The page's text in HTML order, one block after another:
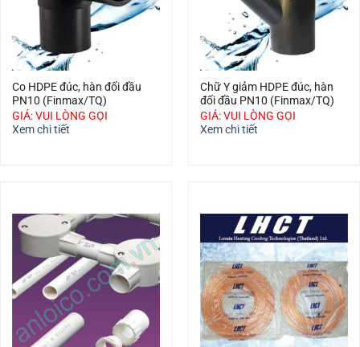
Co HDPE đúc, hàn đối đầu
PN10 (Finmax/TQ)
GIÁ: VUI LÒNG GỌI
Xem chi tiết
Chữ Y giảm HDPE đúc, hàn
đối đầu PN10 (Finmax/TQ)
GIÁ: VUI LÒNG GỌI
Xem chi tiết